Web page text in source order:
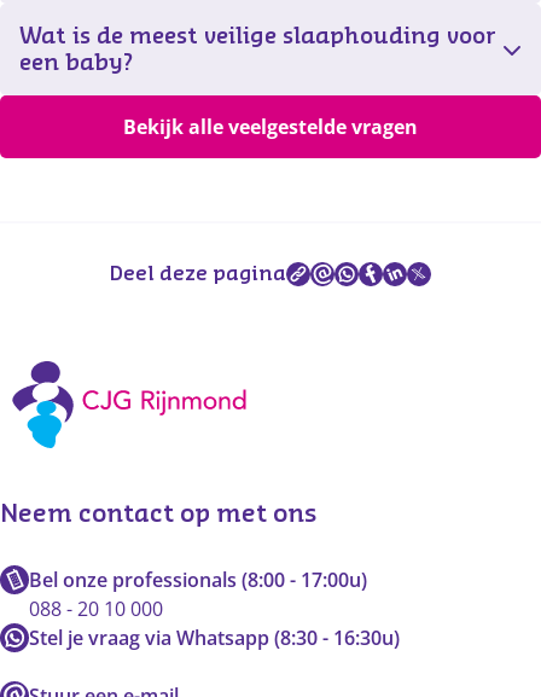
Wat is de meest veilige slaaphouding voor
een baby?
Bekijk alle veelgestelde vragen
Deel deze pagina
Neem contact op met ons
Bel onze professionals (8:00 - 17:00u)
088 - 20 10 000
Stel je vraag via Whatsapp (8:30 - 16:30u)